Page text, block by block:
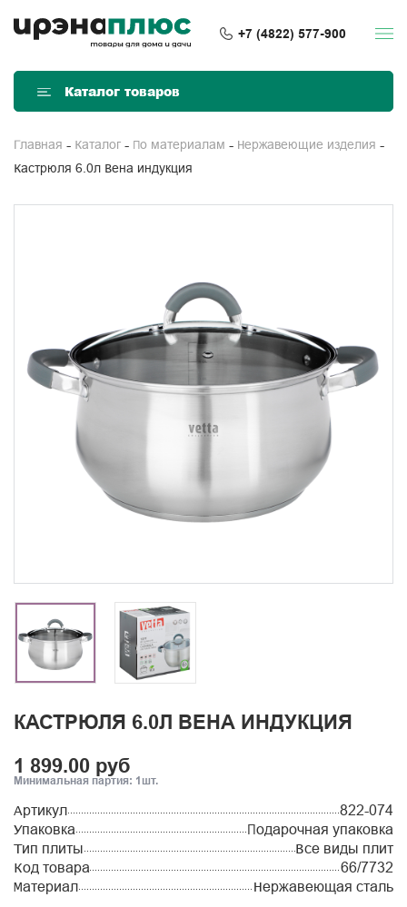
+7 (4822) 577-900
Каталог товаров
Главная Каталог По материалам
Нержавеющие изделия
Кастрюля 6.0л Вена индукция
КАСТРЮЛЯ 6.0Л ВЕНА ИНДУКЦИЯ
1 899.00 руб
Минимальная партия: 1шт.
Артикул
822-074
Упаковка
Подарочная упаковка
Тип плиты
Все виды плит
Код товара
66/7732
Материал
Нержавеющая сталь